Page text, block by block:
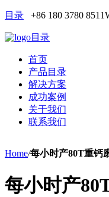
目录 +86 180 3780 8511
目录
首页
产品目录
解决方案
成功案例
关于我们
联系我们
Home/每小时产80T重钙
每小时产